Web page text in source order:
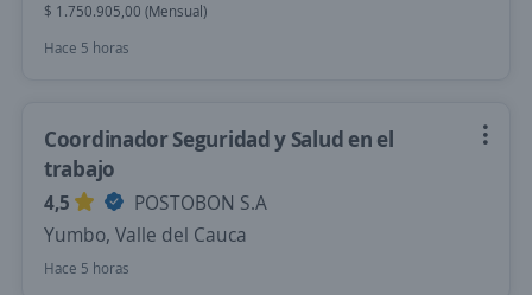
$ 1.750.905,00 (Mensual)
Hace 5 horas
Coordinador Seguridad y Salud en el
trabajo
4,5
POSTOBON S.A
Yumbo, Valle del Cauca
Hace 5 horas